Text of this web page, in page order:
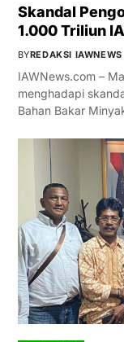
Skandal
1.000 Triliun
BYREDAKSI IAWNEWS
IAWNews.com –
menghadapi
Bahan Bakar